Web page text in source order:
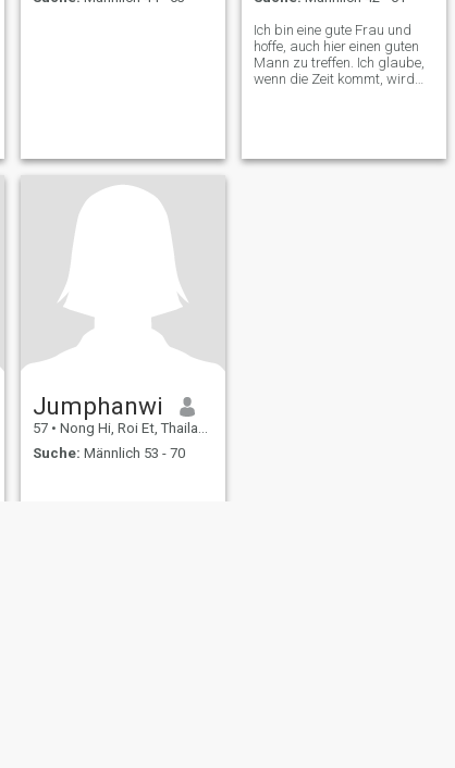
Ich bin eine gute Frau und
hoffe, auch hier einen guten
Mann zu treffen. Ich glaube,
wenn die Zeit kommt, wird
Jumphanwi
57 • Nong Hi, Roi Et, Thailand
Suche: Männlich 53 - 70